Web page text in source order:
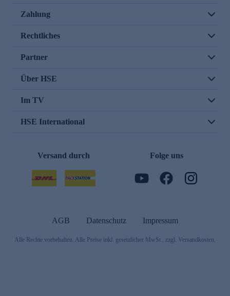
Zahlung
Rechtliches
Partner
Über HSE
Im TV
HSE International
Versand durch Folge uns
AGB Datenschutz Impressum
Alle Rechte vorbehalten. Alle Preise inkl. gesetzlicher MwSt., zzgl. Versandkosten.